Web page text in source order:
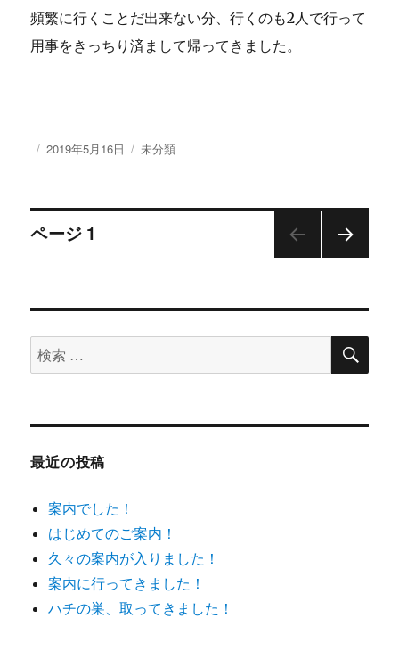
頻繁に行くことだ出来ない分、行くのも2人で行って
用事をきっちり済まして帰ってきました。
投
2019年5月16日
カ
リ
未分類
投
ナ
ビ
ー
シ
ョ
ン
ページ 1
検
索
象:
検
最近の投稿
案内でした！
はじめてのご案内！
久々の案内が入りました！
案内に行ってきました！
ハチの巣、取ってきました！